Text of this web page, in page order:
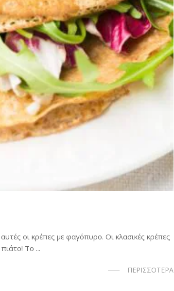
οι κρέπες με φαγόπυρο. Οι κλασικές κρέπες
Το ...
ΠΕΡΙΣΣΟΤΕΡΑ